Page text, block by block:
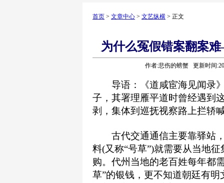
首页 > 文章中心 > 文艺纵横 > 正文
为什么冤假错案翻案
作者:悲伤的螃蟹 更新时间
导语：《道咸宦海见闻录》
子，其署理雁平道时曾经遇到
剥，集体到巡抚视察路上拦轿
古代交通通信主要靠驿站，
料(又称“号草”)就需要从当地
购。代州当地的老百姓每年都
草”的银钱，更不知道朝廷有